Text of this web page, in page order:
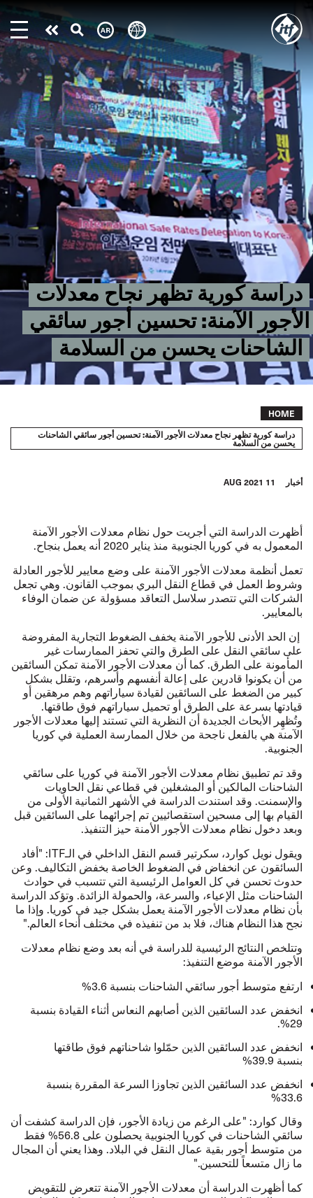
Skip
to
main
content
دراسة كورية تظهر نجاح معدلات
الأجور الآمنة: تحسين أجور سائقي
الشاحنات يحسن من السلامة
Take
action
Breadcrumb
HOME
دراسة كورية تظهر نجاح معدلات الأجور الآمنة: تحسين أجور سائقي الشاحنات
يحسن من السلامة
أخبار 11 AUG 2021
أظهرت الدراسة التي أجريت حول نظام معدلات الأجور الآمنة
المعمول به في كوريا الجنوبية منذ يناير 2020 أنه يعمل بنجاح.
تعمل أنظمة معدلات الأجور الآمنة على وضع معايير للأجور العادلة
وشروط العمل في قطاع النقل البري بموجب القانون. وهي تجعل
الشركات التي تتصدر سلاسل التعاقد مسؤولة عن ضمان الوفاء
بالمعايير.
إن الحد الأدنى للأجور الآمنة يخفف الضغوط التجارية المفروضة
على سائقي النقل على الطرق والتي تحفز الممارسات غير
المأمونة على الطرق. كما أن معدلات الأجور الآمنة تمكن السائقين
من أن يكونوا قادرين على إعالة أنفسهم وأسرهم، وتقلل بشكل
كبير من الضغط على السائقين لقيادة سياراتهم وهم مرهقين أو
قيادتها بسرعة على الطرق أو تحميل سياراتهم فوق طاقتها.
وتُظهِر الأبحاث الجديدة أن النظرية التي تستند إليها معدلات الأجور
الآمنة هي بالفعل ناجحة من خلال الممارسة العملية في كوريا
الجنوبية.
وقد تم تطبيق نظام معدلات الأجور الآمنة في كوريا على سائقي
الشاحنات المالكين أو المشغلين في قطاعي نقل الحاويات
والإسمنت. وقد استندت الدراسة في الأشهر الثمانية الأولى من
القيام بها إلى مسحين استقصائيين تم إجرائهما على السائقين قبل
وبعد دخول نظام معدلات الأجور الأمنة حيز التنفيذ.
ويقول نويل كوارد، سكرتير قسم النقل الداخلي في الـITF: "أفاد
السائقون عن انخفاض في الضغوط الخاصة بخفض التكاليف. وعن
حدوث تحسن في كل العوامل الرئيسية التي تتسبب في حوادث
الشاحنات مثل الإعياء، والسرعة، والحمولة الزائدة. وتؤكد الدراسة
بأن نظام معدلات الأجور الآمنة يعمل بشكل جيد في كوريا. وإذا ما
نجح هذا النظام هناك، فلا بد من تنفيذه في مختلف أنحاء العالم."
وتتلخص النتائج الرئيسية للدراسة في أنه بعد وضع نظام معدلات
الأجور الآمنة موضع التنفيذ:
ارتفع متوسط أجور سائقي الشاحنات بنسبة 3.6%
انخفض عدد السائقين الذين أصابهم النعاس أثناء القيادة بنسبة
29%.
انخفض عدد السائقين الذين حمّلوا شاحناتهم فوق طاقتها
بنسبة 39.9%
انخفض عدد السائقين الذين تجاوزا السرعة المقررة بنسبة
33.6%
وقال كوارد: "على الرغم من زيادة الأجور، فإن الدراسة كشفت أن
سائقي الشاحنات في كوريا الجنوبية يحصلون على 56.8% فقط
من متوسط أجور بقية عمال النقل في البلاد. وهذا يعني أن المجال
ما زال متسعاً للتحسين."
كما أظهرت الدراسة أن معدلات الأجور الآمنة تتعرض للتقويض